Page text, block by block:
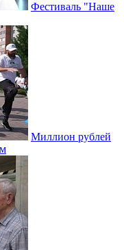
Фестиваль "Наше
Миллион рублей